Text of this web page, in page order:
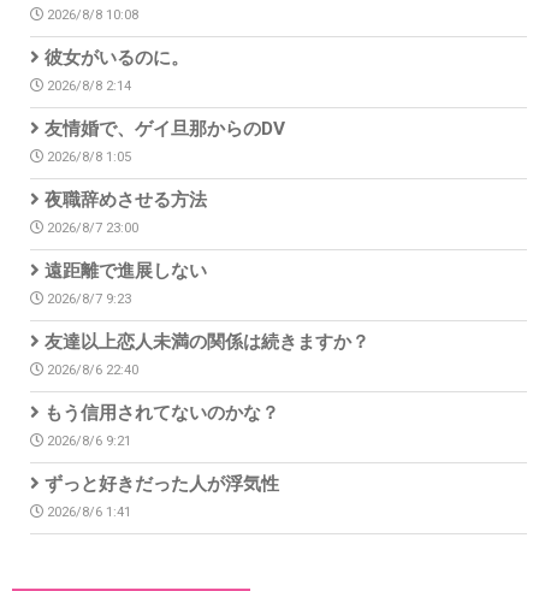
2026/8/8 10:08
彼女がいるのに。
2026/8/8 2:14
友情婚で、ゲイ旦那からのDV
2026/8/8 1:05
夜職辞めさせる方法
2026/8/7 23:00
遠距離で進展しない
2026/8/7 9:23
友達以上恋人未満の関係は続きますか？
2026/8/6 22:40
もう信用されてないのかな？
2026/8/6 9:21
ずっと好きだった人が浮気性
2026/8/6 1:41